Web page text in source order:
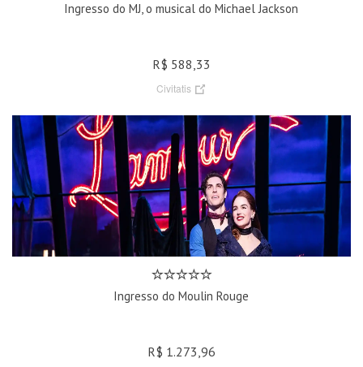
Ingresso do MJ, o musical do Michael Jackson
R$ 588,33
Civitatis
Ingresso do Moulin Rouge
R$ 1.273,96